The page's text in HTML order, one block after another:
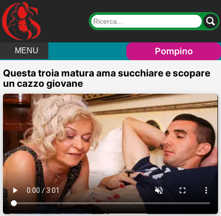
MENU Pompino
Questa troia matura ama succhiare e scopare
un cazzo giovane